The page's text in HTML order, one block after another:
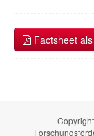
Factsheet